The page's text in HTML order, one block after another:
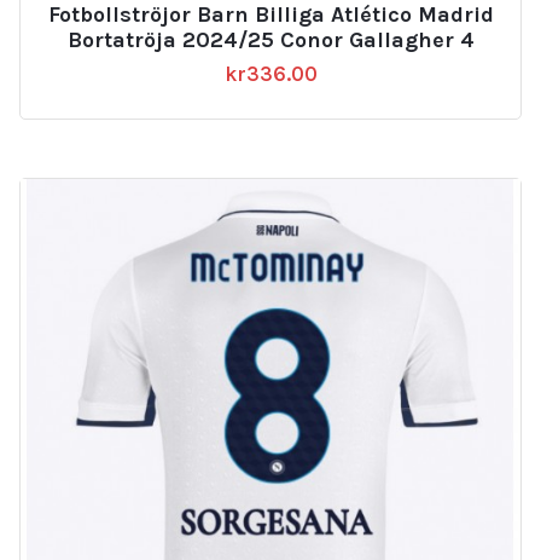
Fotbollströjor Barn Billiga Atlético Madrid
Bortatröja 2024/25 Conor Gallagher 4
kr336.00